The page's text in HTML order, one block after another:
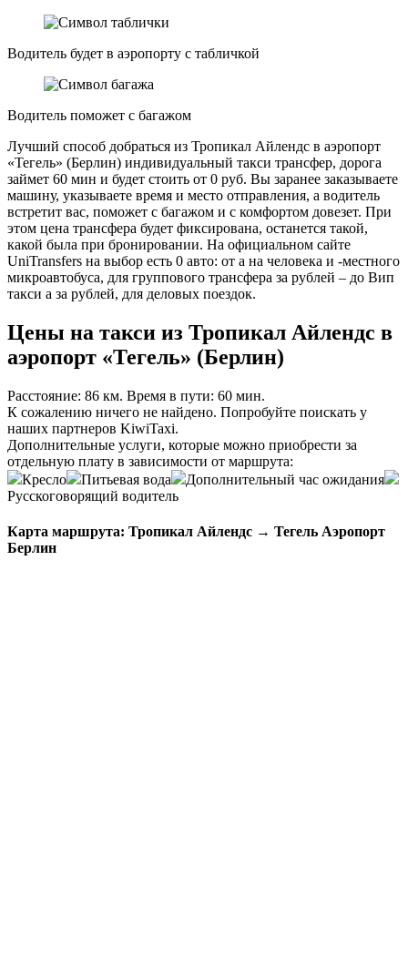
Водитель будет в аэропорту с табличкой
Водитель поможет с багажом
Лучший способ добраться из Тропикал Айлендс в аэропорт
«Тегель» (Берлин) индивидуальный такси трансфер, дорога
займет 60 мин и будет стоить от 0 руб. Вы заранее заказываете
машину, указываете время и место отправления, а водитель
встретит вас, поможет с багажом и с комфортом довезет. При
этом цена трансфера будет фиксирована, останется такой,
какой была при бронировании. На официальном сайте
UniTransfers на выбор есть 0 авто: от а на человека и -местного
микроавтобуса, для группового трансфера за рублей – до Вип
такси а за рублей, для деловых поездок.
Цены на такси из Тропикал Айлендс в
аэропорт «Тегель» (Берлин)
Расстояние: 86 км. Время в пути: 60 мин.
К сожалению ничего не найдено. Попробуйте поискать у
наших партнеров KiwiTaxi.
Дополнительные услуги, которые можно приобрести за
отдельную плату в зависимости от маршрута:
Кресло
Питьевая вода
Дополнительный час ожидания
Русскоговорящий водитель
Карта маршрута: Тропикал Айлендс → Тегель Аэропорт
Берлин